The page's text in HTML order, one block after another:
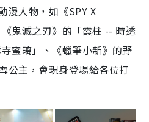
漫人物，如《SPY X
鬼滅之刃》的「霞柱 -- 時透
蜜璃」、《蠟筆小新》的野
公主，會現身登場給各位打